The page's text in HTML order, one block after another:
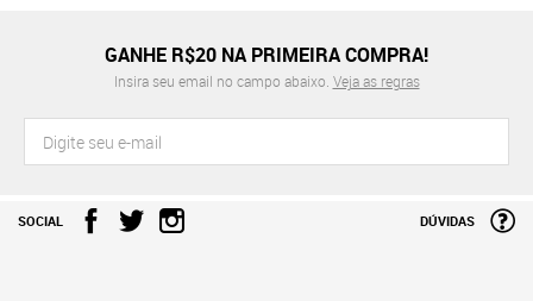
GANHE R$20 NA PRIMEIRA COMPRA!
Insira seu email no campo abaixo. Veja as regras
SOCIAL DÚVIDAS